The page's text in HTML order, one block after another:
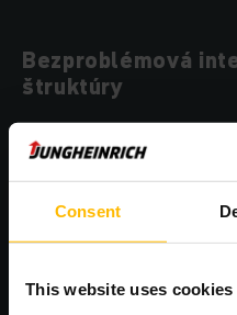
Consent
This website uses cookies
Bezproblémová
štruktúry